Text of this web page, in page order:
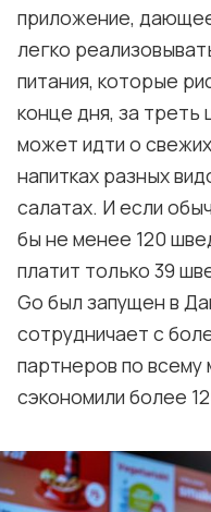
приложение,
легко
питания, которые
конце дня, за
может идти о
напитках разных
салатах. И если
бы не менее 120
платит только 39
Go был запущен в
сотрудничает с
партнеров по
сэкономили более